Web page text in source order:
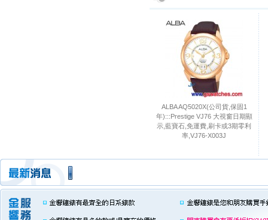
ALBA AQ5020X(公司貨,保固1
年):::Prestige VJ76 大視窗日期顯
示,藍寶石,免運費,刷卡或3期零利
率,VJ76-X003J